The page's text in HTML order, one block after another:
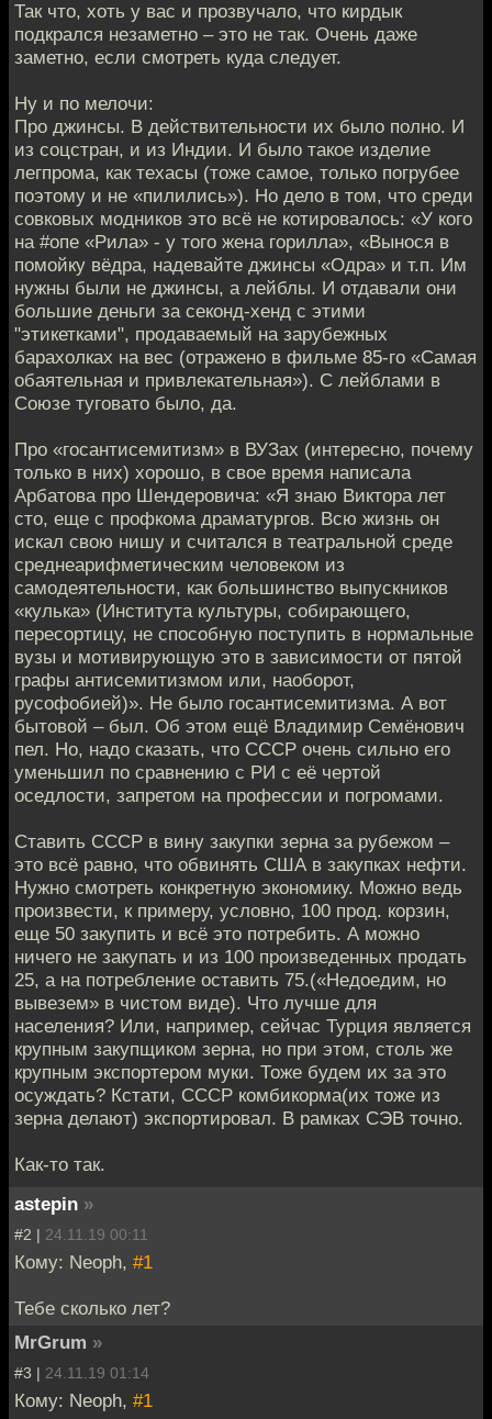
Так что, хоть у вас и прозвучало, что кирдык
подкрался незаметно – это не так. Очень даже
заметно, если смотреть куда следует.
Ну и по мелочи:
Про джинсы. В действительности их было полно. И
из соцстран, и из Индии. И было такое изделие
легпрома, как техасы (тоже самое, только погрубее
поэтому и не «пилились»). Но дело в том, что среди
совковых модников это всё не котировалось: «У кого
на #опе «Рила» - у того жена горилла», «Вынося в
помойку вёдра, надевайте джинсы «Одра» и т.п. Им
нужны были не джинсы, а лейблы. И отдавали они
большие деньги за секонд-хенд с этими
"этикетками", продаваемый на зарубежных
барахолках на вес (отражено в фильме 85-го «Самая
обаятельная и привлекательная»). С лейблами в
Союзе туговато было, да.
Про «госантисемитизм» в ВУЗах (интересно, почему
только в них) хорошо, в свое время написала
Арбатова про Шендеровича: «Я знаю Виктора лет
сто, еще с профкома драматургов. Всю жизнь он
искал свою нишу и считался в театральной среде
среднеарифметическим человеком из
самодеятельности, как большинство выпускников
«кулька» (Института культуры, собирающего,
пересортицу, не способную поступить в нормальные
вузы и мотивирующую это в зависимости от пятой
графы антисемитизмом или, наоборот,
русофобией)». Не было госантисемитизма. А вот
бытовой – был. Об этом ещё Владимир Семёнович
пел. Но, надо сказать, что СССР очень сильно его
уменьшил по сравнению с РИ с её чертой
оседлости, запретом на профессии и погромами.
Ставить СССР в вину закупки зерна за рубежом –
это всё равно, что обвинять США в закупках нефти.
Нужно смотреть конкретную экономику. Можно ведь
произвести, к примеру, условно, 100 прод. корзин,
еще 50 закупить и всё это потребить. А можно
ничего не закупать и из 100 произведенных продать
25, а на потребление оставить 75.(«Недоедим, но
вывезем» в чистом виде). Что лучше для
населения? Или, например, сейчас Турция является
крупным закупщиком зерна, но при этом, столь же
крупным экспортером муки. Тоже будем их за это
осуждать? Кстати, СССР комбикорма(их тоже из
зерна делают) экспортировал. В рамках СЭВ точно.
Как-то так.
astepin »
#2 | 24.11.19 00:11
Кому: Neoph, #1
Тебе сколько лет?
MrGrum »
#3 | 24.11.19 01:14
Кому: Neoph, #1